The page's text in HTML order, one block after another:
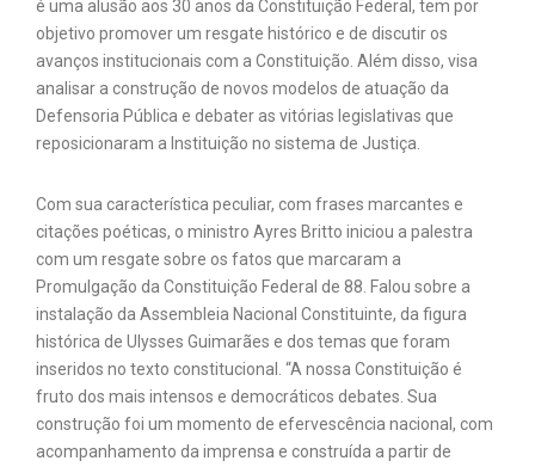
é uma alusão aos 30 anos da Constituição Federal, tem por
objetivo promover um resgate histórico e de discutir os
avanços institucionais com a Constituição. Além disso, visa
analisar a construção de novos modelos de atuação da
Defensoria Pública e debater as vitórias legislativas que
reposicionaram a Instituição no sistema de Justiça.
Com sua característica peculiar, com frases marcantes e
citações poéticas, o ministro Ayres Britto iniciou a palestra
com um resgate sobre os fatos que marcaram a
Promulgação da Constituição Federal de 88. Falou sobre a
instalação da Assembleia Nacional Constituinte, da figura
histórica de Ulysses Guimarães e dos temas que foram
inseridos no texto constitucional. “A nossa Constituição é
fruto dos mais intensos e democráticos debates. Sua
construção foi um momento de efervescência nacional, com
acompanhamento da imprensa e construída a partir de